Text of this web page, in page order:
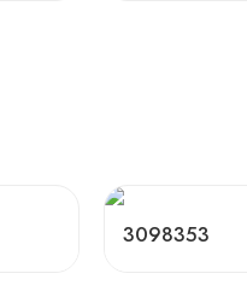
3098353